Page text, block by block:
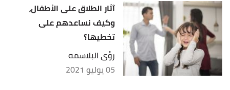
آثار الطلاق على الأطفال،
وكيف نساعدهم على
تخطيها؟
رؤى البلاسمه
05 يوليو 2021